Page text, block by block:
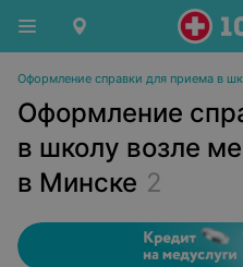
Оформление справки для приема в
Оформление
в школу возле
в Минске 2